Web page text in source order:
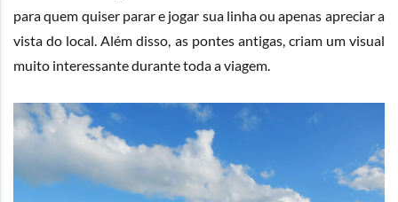
para quem quiser parar e jogar sua linha ou apenas apreciar a
vista do local. Além disso, as pontes antigas, criam um visual
muito interessante durante toda a viagem.